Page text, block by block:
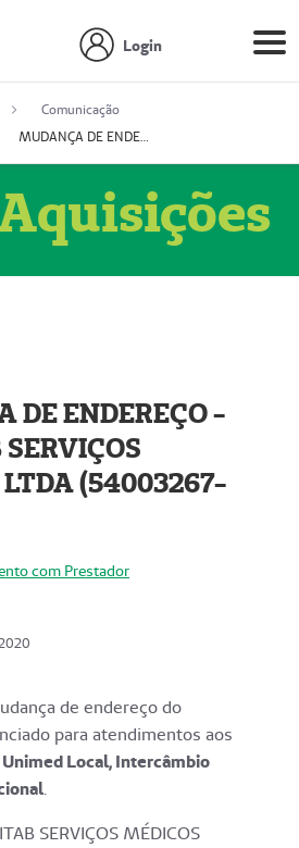
Login
Comunicação
MUDANÇA DE ENDEREÇO - DIAGITAB SERVIÇOS MÉDICOS LTDA (54003267-5)
DE ENDEREÇO -
(54003267-
com Prestador
de endereço do
para atendimentos aos
Unimed Local, Intercâmbio
.
SERVIÇOS MÉDICOS